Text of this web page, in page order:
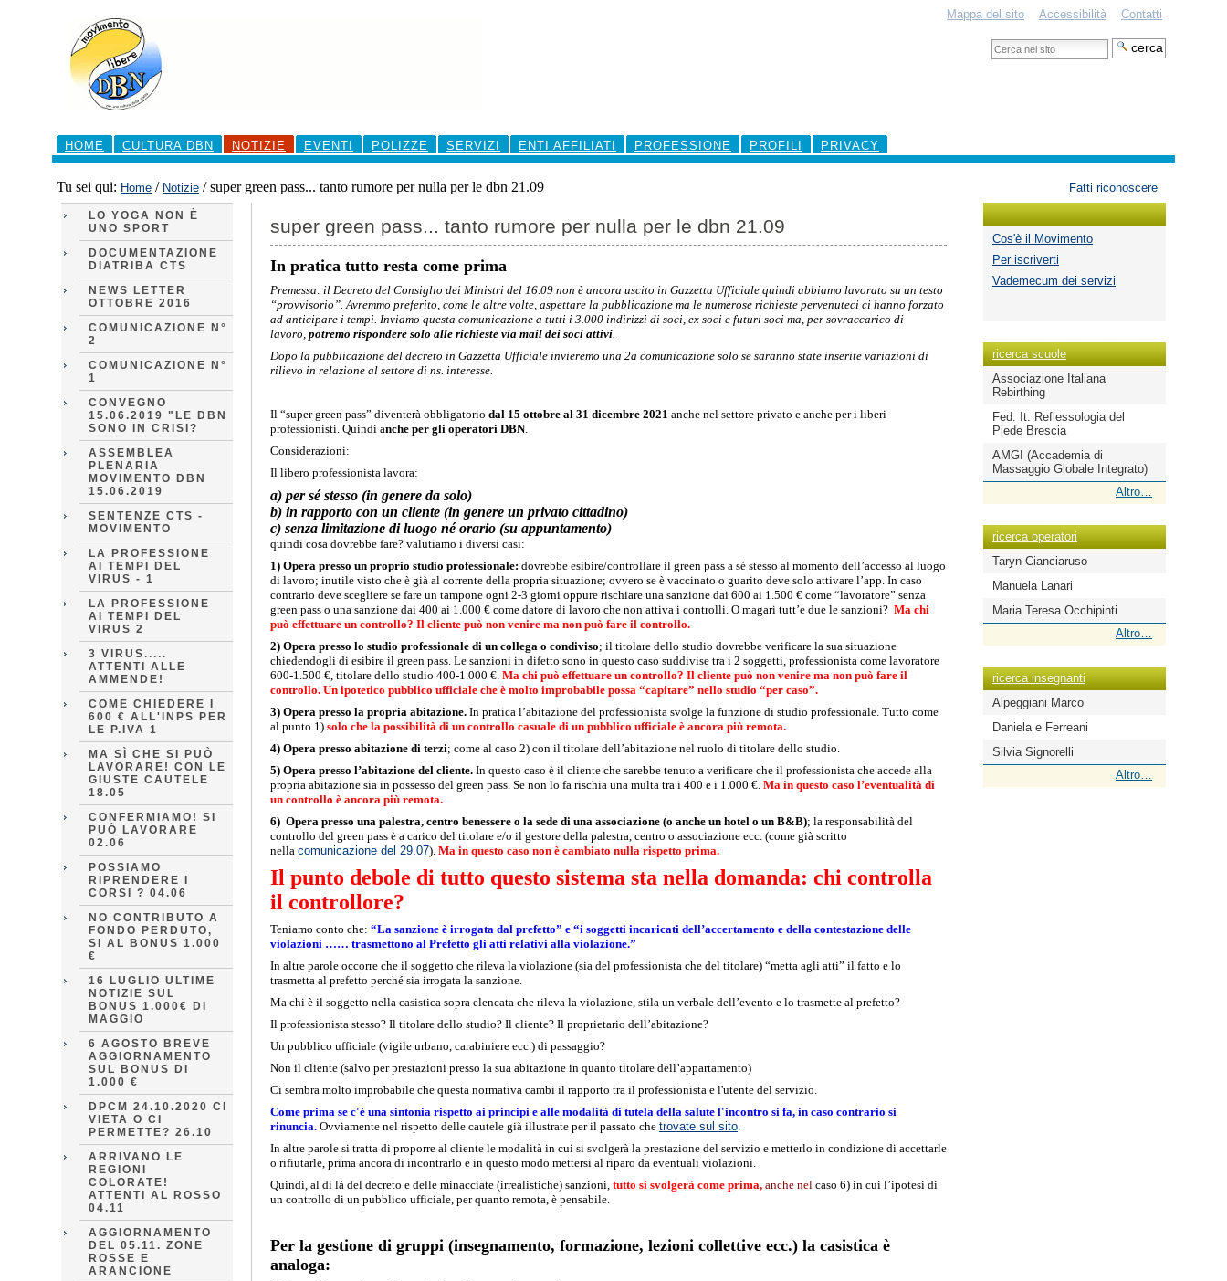
contenuti.
navigazione
Mappa del sito Accessibilità Contatti
Cerca
nel
Sezioni
HOME
CULTURA DBN NOTIZIE EVENTI POLIZZE SERVIZI ENTI AFFILIATI PROFESSIONE PROFILI PRIVACY
Fatti riconoscere
Tu sei qui: Home / Notizie /super green pass... tanto rumore per nulla per le dbn 21.09
LO YOGA NON È
UNO SPORT
DOCUMENTAZIONE
DIATRIBA CTS
NEWS LETTER
OTTOBRE 2016
COMUNICAZIONE N°
2
COMUNICAZIONE N°
1
CONVEGNO
15.06.2019 "LE DBN
SONO IN CRISI?
ASSEMBLEA
PLENARIA
MOVIMENTO DBN
15.06.2019
SENTENZE CTS -
MOVIMENTO
LA PROFESSIONE
AI TEMPI DEL
VIRUS - 1
LA PROFESSIONE
AI TEMPI DEL
VIRUS 2
3 VIRUS.....
ATTENTI ALLE
AMMENDE!
COME CHIEDERE I
600 € ALL'INPS PER
LE P.IVA 1
MA SÌ CHE SI PUÒ
LAVORARE! CON LE
GIUSTE CAUTELE
18.05
CONFERMIAMO! SI
PUÒ LAVORARE
02.06
POSSIAMO
RIPRENDERE I
CORSI ? 04.06
NO CONTRIBUTO A
FONDO PERDUTO,
SI AL BONUS 1.000
€
16 LUGLIO ULTIME
NOTIZIE SUL
BONUS 1.000€ DI
MAGGIO
6 AGOSTO BREVE
AGGIORNAMENTO
SUL BONUS DI
1.000 €
DPCM 24.10.2020 CI
VIETA O CI
PERMETTE? 26.10
ARRIVANO LE
REGIONI
COLORATE!
ATTENTI AL ROSSO
04.11
AGGIORNAMENTO
DEL 05.11. ZONE
ROSSE E
ARANCIONE
super green pass... tanto rumore per nulla per le dbn 21.09
In pratica tutto resta come prima
Premessa: il Decreto del Consiglio dei Ministri del 16.09 non è ancora uscito in Gazzetta Ufficiale quindi abbiamo lavorato su un testo
“provvisorio”. Avremmo preferito, come le altre volte, aspettare la pubblicazione ma le numerose richieste pervenuteci ci hanno forzato
ad anticipare i tempi. Inviamo questa comunicazione a tutti i 3.000 indirizzi di soci, ex soci e futuri soci ma, per sovraccarico di
lavoro, potremo rispondere solo alle richieste via mail dei soci attivi.
Dopo la pubblicazione del decreto in Gazzetta Ufficiale invieremo una 2a comunicazione solo se saranno state inserite variazioni di
rilievo in relazione al settore di ns. interesse.
Il “super green pass” diventerà obbligatorio dal 15 ottobre al 31 dicembre 2021 anche nel settore privato e anche per i liberi
professionisti. Quindi anche per gli operatori DBN.
Considerazioni:
Il libero professionista lavora:
a) per sé stesso (in genere da solo)
b) in rapporto con un cliente (in genere un privato cittadino)
c) senza limitazione di luogo né orario (su appuntamento)
quindi cosa dovrebbe fare? valutiamo i diversi casi:
1) Opera presso un proprio studio professionale: dovrebbe esibire/controllare il green pass a sé stesso al momento dell’accesso al luogo
di lavoro; inutile visto che è già al corrente della propria situazione; ovvero se è vaccinato o guarito deve solo attivare l’app. In caso
contrario deve scegliere se fare un tampone ogni 2-3 giorni oppure rischiare una sanzione dai 600 ai 1.500 € come “lavoratore” senza
green pass o una sanzione dai 400 ai 1.000 € come datore di lavoro che non attiva i controlli. O magari tutt’e due le sanzioni? Ma chi
può effettuare un controllo? Il cliente può non venire ma non può fare il controllo.
2) Opera presso lo studio professionale di un collega o condiviso; il titolare dello studio dovrebbe verificare la sua situazione
chiedendogli di esibire il green pass. Le sanzioni in difetto sono in questo caso suddivise tra i 2 soggetti, professionista come lavoratore
600-1.500 €, titolare dello studio 400-1.000 €. Ma chi può effettuare un controllo? Il cliente può non venire ma non può fare il
controllo. Un ipotetico pubblico ufficiale che è molto improbabile possa “capitare” nello studio “per caso”.
3) Opera presso la propria abitazione. In pratica l’abitazione del professionista svolge la funzione di studio professionale. Tutto come
al punto 1) solo che la possibilità di un controllo casuale di un pubblico ufficiale è ancora più remota.
4) Opera presso abitazione di terzi; come al caso 2) con il titolare dell’abitazione nel ruolo di titolare dello studio.
5) Opera presso l’abitazione del cliente. In questo caso è il cliente che sarebbe tenuto a verificare che il professionista che accede alla
propria abitazione sia in possesso del green pass. Se non lo fa rischia una multa tra i 400 e i 1.000 €. Ma in questo caso l’eventualità di
un controllo è ancora più remota.
6) Opera presso una palestra, centro benessere o la sede di una associazione (o anche un hotel o un B&B); la responsabilità del
controllo del green pass è a carico del titolare e/o il gestore della palestra, centro o associazione ecc. (come già scritto
nella comunicazione del 29.07). Ma in questo caso non è cambiato nulla rispetto prima.
Il punto debole di tutto questo sistema sta nella domanda: chi controlla
il controllore?
Teniamo conto che: “La sanzione è irrogata dal prefetto” e “i soggetti incaricati dell’accertamento e della contestazione delle
violazioni …… trasmettono al Prefetto gli atti relativi alla violazione.”
In altre parole occorre che il soggetto che rileva la violazione (sia del professionista che del titolare) “metta agli atti” il fatto e lo
trasmetta al prefetto perché sia irrogata la sanzione.
Ma chi è il soggetto nella casistica sopra elencata che rileva la violazione, stila un verbale dell’evento e lo trasmette al prefetto?
Il professionista stesso? Il titolare dello studio? Il cliente? Il proprietario dell’abitazione?
Un pubblico ufficiale (vigile urbano, carabiniere ecc.) di passaggio?
Non il cliente (salvo per prestazioni presso la sua abitazione in quanto titolare dell’appartamento)
Ci sembra molto improbabile che questa normativa cambi il rapporto tra il professionista e l'utente del servizio.
Come prima se c'è una sintonia rispetto ai principi e alle modalità di tutela della salute l'incontro si fa, in caso contrario si
rinuncia. Ovviamente nel rispetto delle cautele già illustrate per il passato che trovate sul sito.
In altre parole si tratta di proporre al cliente le modalità in cui si svolgerà la prestazione del servizio e metterlo in condizione di accettarle
o rifiutarle, prima ancora di incontrarlo e in questo modo mettersi al riparo da eventuali violazioni.
Quindi, al di là del decreto e delle minacciate (irrealistiche) sanzioni, tutto si svolgerà come prima, anche nel caso 6) in cui l’ipotesi di
un controllo di un pubblico ufficiale, per quanto remota, è pensabile.
Per la gestione di gruppi (insegnamento, formazione, lezioni collettive ecc.) la casistica è
analoga:
Cos'è il Movimento
Per iscriverti
Vademecum dei servizi
ricerca scuole
Associazione Italiana
Rebirthing
Fed. It. Reflessologia del
Piede Brescia
AMGI (Accademia di
Massaggio Globale Integrato)
scuole
-
Altro…
ricerca operatori
Taryn Cianciaruso
Manuela Lanari
Maria Teresa Occhipinti
operatori
-
Altro…
ricerca insegnanti
Alpeggiani Marco
Daniela e Ferreani
Silvia Signorelli
insegnanti
Altro…